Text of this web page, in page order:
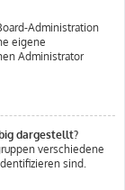
Administration
eigene
Administrator
dargestellt?
verschiedene
sind.